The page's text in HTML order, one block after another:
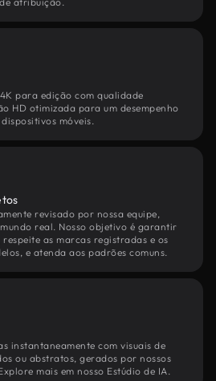
para edição com qualidade
HD otimizada para um desempenho
móveis.
revisado por nossa equipe,
real. Nosso objetivo é garantir
as marcas registradas e os
e atenda aos padrões comuns.
instantaneamente com visuais de
ou abstratos, gerados por nossos
mais em nosso Estúdio de IA.